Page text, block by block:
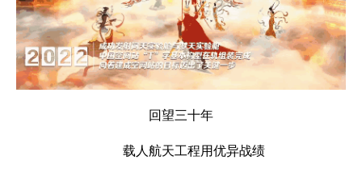
回望三十年
载人航天工程用优异战绩